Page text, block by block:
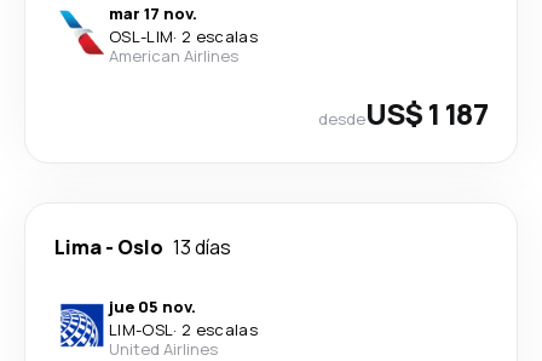
mar 17 nov.
OSL-LIM· 2 escalas
American Airlines
desdeUS$ 1 187
Lima- Oslo 13 días
jue 05 nov.
LIM-OSL· 2 escalas
United Airlines